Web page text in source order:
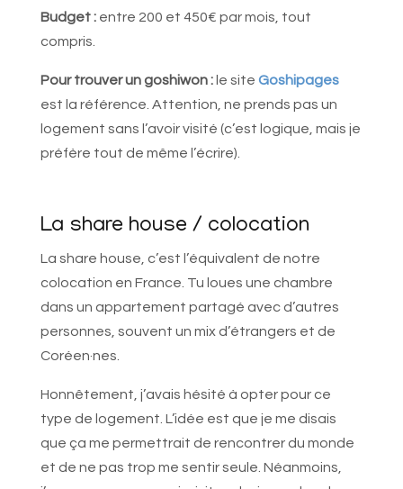
Budget :entre 200 et 450€ par mois, tout
compris.
Pour trouver un goshiwon :le site Goshipages
est la référence. Attention, ne prends pas un
logement sans l’avoir visité (c’est logique, mais je
préfère tout de même l’écrire).
La share house / colocation
La share house, c’est l’équivalent de notre
colocation en France. Tu loues une chambre
dans un appartement partagé avec d’autres
personnes, souvent un mix d’étrangers et de
Coréen·nes.
Honnêtement, j’avais hésité à opter pour ce
type de logement. L’idée est que je me disais
que ça me permettrait de rencontrer du monde
et de ne pas trop me sentir seule. Néanmoins,